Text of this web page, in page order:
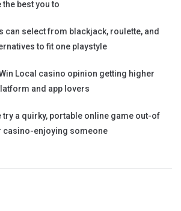
best you to
can select from blackjack, roulette, and
to fit one playstyle
Local casino opinion getting higher
and app lovers
try a quirky, portable online game out-of
casino-enjoying someone